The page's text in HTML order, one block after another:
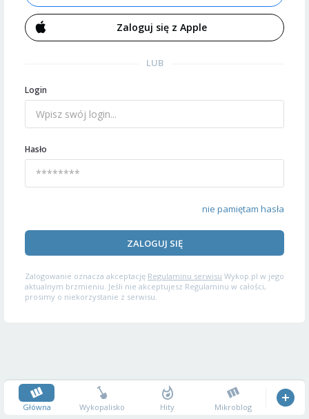
Zaloguj się z Apple
LUB
Login
Hasło
nie pamiętam hasła
ZALOGUJ SIĘ
Zalogowanie oznacza akceptację Regulaminu serwisu Wykop.pl w jego
aktualnym brzmieniu. Jeśli nie akceptujesz Regulaminu w całości,
prosimy o niekorzystanie z serwisu.
Główna Wykopalisko Hity Mikroblog